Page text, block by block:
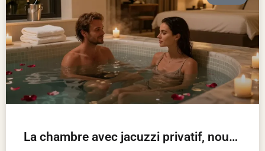
La chambre avec jacuzzi privatif, nouveau standard de l’hôtellerie romantique